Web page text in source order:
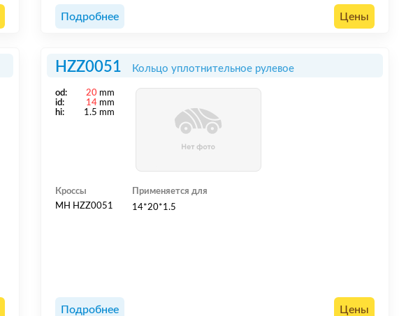
Подробнее Цены
HZZ0051 Кольцо уплотнительное рулевое
od: 20 mm
id:
14 mm
hi:
1.5 mm
Кроссы
MH HZZ0051
Применяется для
14*20*1.5
Подробнее Цены